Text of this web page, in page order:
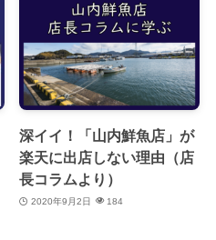
深イイ！「山内鮮魚店」が
楽天に出店しない理由（店
長コラムより）
2020年9月2日 184